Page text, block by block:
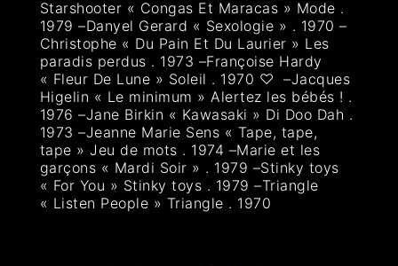
Starshooter « Congas Et Maracas » Mode .
1979 –Danyel Gerard « Sexologie » . 1970 –
Christophe « Du Pain Et Du Laurier » Les
paradis perdus . 1973 –Françoise Hardy
« Fleur De Lune » Soleil . 1970 ♡ –Jacques
Higelin « Le minimum » Alertez les bébés ! .
1976 –Jane Birkin « Kawasaki » Di Doo Dah .
1973 –Jeanne Marie Sens « Tape, tape,
tape » Jeu de mots . 1974 –Marie et les
garçons « Mardi Soir » . 1979 –Stinky toys
« For You » Stinky toys . 1979 –Triangle
« Listen People » Triangle . 1970